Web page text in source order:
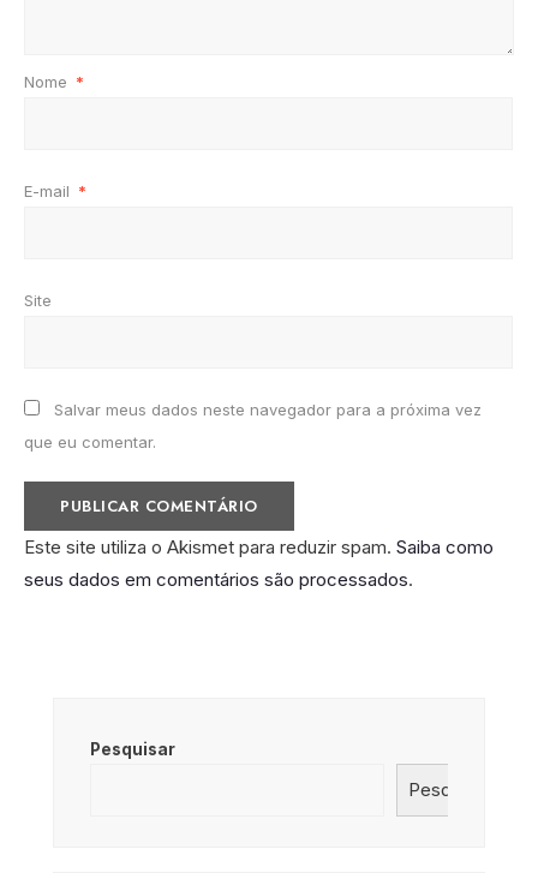
Nome *
E-mail *
Site
Salvar meus dados neste navegador para a próxima vez
que eu comentar.
Este site utiliza o Akismet para reduzir spam. Saiba como
seus dados em comentários são processados.
Pesquisar
Pesquisar